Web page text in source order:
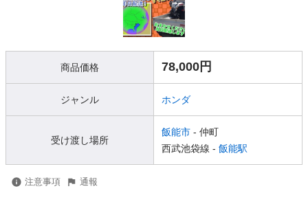
商品価格 78,000円
ジャンル ホンダ
受け渡し場所
飯能市 - 仲町
西武池袋線 - 飯能駅
注意事項 通報